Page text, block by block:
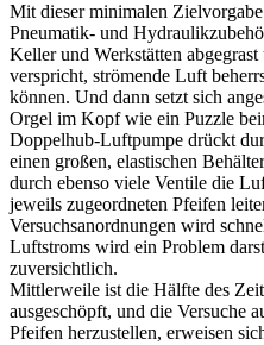
Mit dieser minimalen
Pneumatik- und
Keller und Werkstätten
verspricht, strömende Luft
können. Und dann setzt sich
Orgel im Kopf wie ein Puzzle
Doppelhub-Luftpumpe drückt
einen großen, elastischen
durch ebenso viele Ventile die
jeweils zugeordneten Pfeifen
Versuchsanordnungen wird
Luftstroms wird ein Problem
zuversichtlich.
Mittlerweile ist die Hälfte des
ausgeschöpft, und die Versuche
Pfeifen herzustellen, erweisen